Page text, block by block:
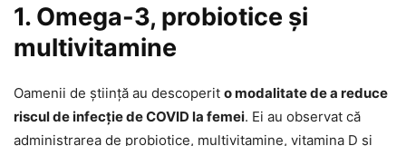
1. Omega-3, probiotice și
multivitamine
Oamenii de știință au descoperit o modalitate de a reduce
riscul de infecție de COVID la femei. Ei au observat că
administrarea de probiotice, multivitamine, vitamina D și